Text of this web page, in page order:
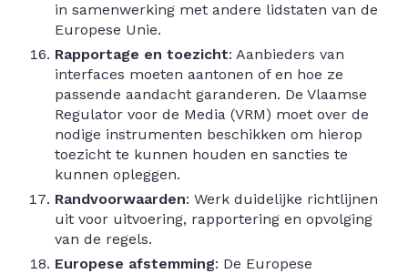
in samenwerking met andere lidstaten van de
Europese Unie.
Rapportage en toezicht: Aanbieders van
interfaces moeten aantonen of en hoe ze
passende aandacht garanderen. De Vlaamse
Regulator voor de Media (VRM) moet over de
nodige instrumenten beschikken om hierop
toezicht te kunnen houden en sancties te
kunnen opleggen.
Randvoorwaarden: Werk duidelijke richtlijnen
uit voor uitvoering, rapportering en opvolging
van de regels.
Europese afstemming: De Europese